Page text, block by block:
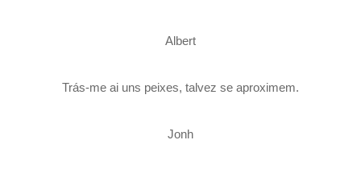
Albert
Trás-me ai uns peixes, talvez se aproximem.
Jonh